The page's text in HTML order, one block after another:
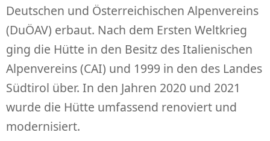
Deutschen und Österreichischen Alpenvereins
(DuÖAV) erbaut. Nach dem Ersten Weltkrieg
ging die Hütte in den Besitz des Italienischen
Alpenvereins (CAI) und 1999 in den des Landes
Südtirol über. In den Jahren 2020 und 2021
wurde die Hütte umfassend renoviert und
modernisiert.